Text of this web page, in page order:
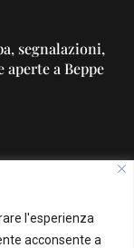
l'esperienza
acconsente a
segnalazioni,
a Beppe
PUBBLICITA'
su questo Blog: